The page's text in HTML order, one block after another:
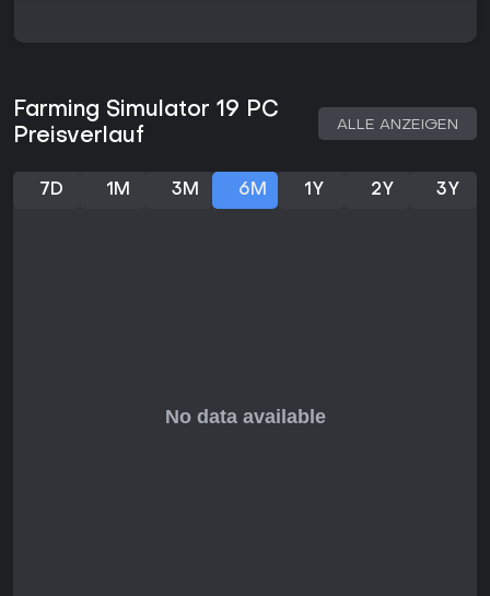
noch empfehlenswert - ideal für Kooperation oder Modding.
Perfekt für Einsteiger in Farming-Sims oder Veteranen auf
Farming Simulator 19 PC
Preisverlauf
ALLE ANZEIGEN
7D 1M 3M 6M 1Y 2Y 3Y